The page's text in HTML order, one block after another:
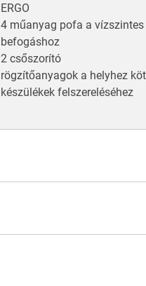
ERGO
4 műanyag pofa a vízszintes
befogáshoz
2 csőszorító
rögzítőanyagok a helyhez
készülékek felszereléséhez